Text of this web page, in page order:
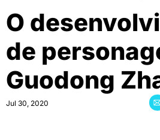
O
de
Guodong
Jul 30, 2020